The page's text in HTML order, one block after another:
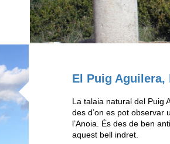
El Puig Aguilera,
La talaia natural del Puig
des d’on es pot observar
l’Anoia. És des de ben
aquest bell indret.